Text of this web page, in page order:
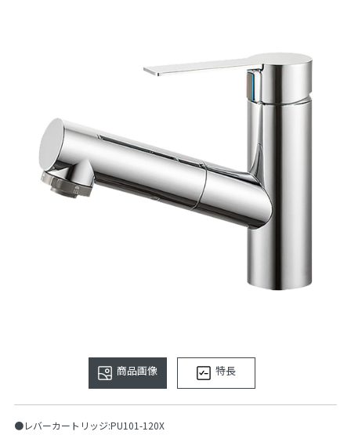
商品画像 特長
●レバーカートリッジ:PU101-120X